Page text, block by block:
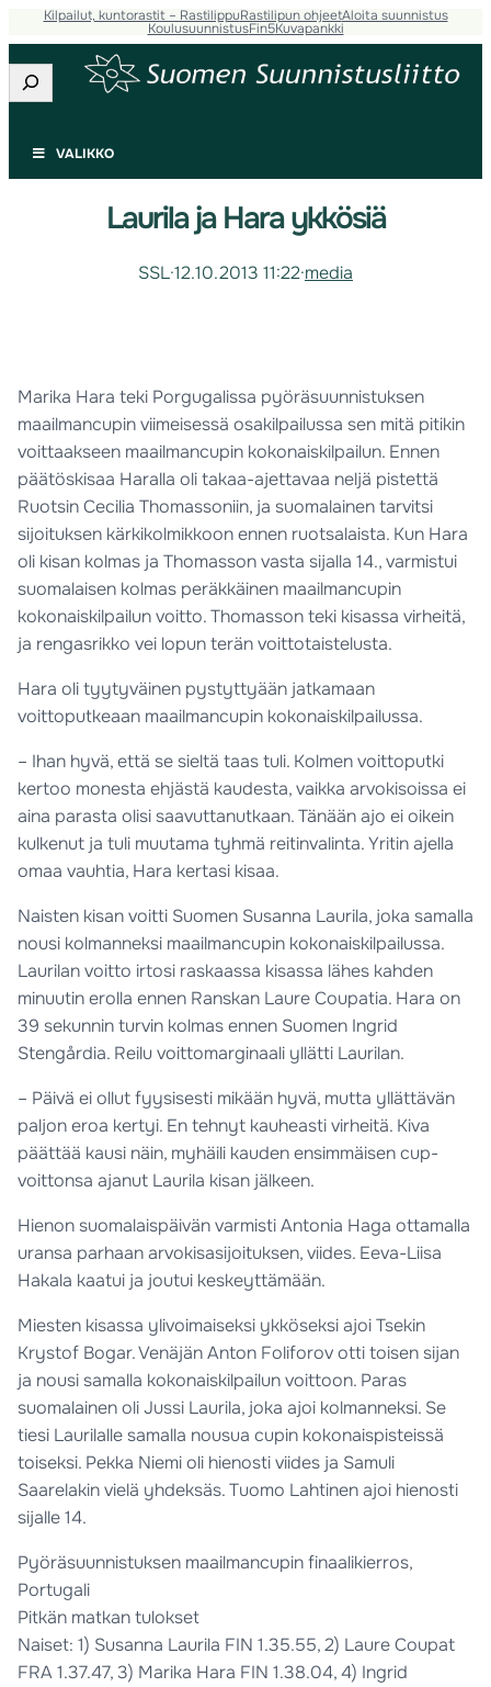
Kilpailut, kuntorastit – RastilippuRastilipun ohjeetAloita suunnistus
KoulusuunnistusFin5Kuvapankki
Etsi
VALIKKO
Laurila ja Hara ykkösiä
SSL·12.10.2013 11:22·media
Marika Hara teki Porgugalissa pyöräsuunnistuksen
maailmancupin viimeisessä osakilpailussa sen mitä pitikin
voittaakseen maailmancupin kokonaiskilpailun. Ennen
päätöskisaa Haralla oli takaa-ajettavaa neljä pistettä
Ruotsin Cecilia Thomassoniin, ja suomalainen tarvitsi
sijoituksen kärkikolmikkoon ennen ruotsalaista. Kun Hara
oli kisan kolmas ja Thomasson vasta sijalla 14., varmistui
suomalaisen kolmas peräkkäinen maailmancupin
kokonaiskilpailun voitto. Thomasson teki kisassa virheitä,
ja rengasrikko vei lopun terän voittotaistelusta.
Hara oli tyytyväinen pystyttyään jatkamaan
voittoputkeaan maailmancupin kokonaiskilpailussa.
– Ihan hyvä, että se sieltä taas tuli. Kolmen voittoputki
kertoo monesta ehjästä kaudesta, vaikka arvokisoissa ei
aina parasta olisi saavuttanutkaan. Tänään ajo ei oikein
kulkenut ja tuli muutama tyhmä reitinvalinta. Yritin ajella
omaa vauhtia, Hara kertasi kisaa.
Naisten kisan voitti Suomen Susanna Laurila, joka samalla
nousi kolmanneksi maailmancupin kokonaiskilpailussa.
Laurilan voitto irtosi raskaassa kisassa lähes kahden
minuutin erolla ennen Ranskan Laure Coupatia. Hara on
39 sekunnin turvin kolmas ennen Suomen Ingrid
Stengårdia. Reilu voittomarginaali yllätti Laurilan.
– Päivä ei ollut fyysisesti mikään hyvä, mutta yllättävän
paljon eroa kertyi. En tehnyt kauheasti virheitä. Kiva
päättää kausi näin, myhäili kauden ensimmäisen cup-
voittonsa ajanut Laurila kisan jälkeen.
Hienon suomalaispäivän varmisti Antonia Haga ottamalla
uransa parhaan arvokisasijoituksen, viides. Eeva-Liisa
Hakala kaatui ja joutui keskeyttämään.
Miesten kisassa ylivoimaiseksi ykköseksi ajoi Tsekin
Krystof Bogar. Venäjän Anton Foliforov otti toisen sijan
ja nousi samalla kokonaiskilpailun voittoon. Paras
suomalainen oli Jussi Laurila, joka ajoi kolmanneksi. Se
tiesi Laurilalle samalla nousua cupin kokonaispisteissä
toiseksi. Pekka Niemi oli hienosti viides ja Samuli
Saarelakin vielä yhdeksäs. Tuomo Lahtinen ajoi hienosti
sijalle 14.
Pyöräsuunnistuksen maailmancupin finaalikierros,
Portugali
Pitkän matkan tulokset
Naiset: 1) Susanna Laurila FIN 1.35.55, 2) Laure Coupat
FRA 1.37.47, 3) Marika Hara FIN 1.38.04, 4) Ingrid